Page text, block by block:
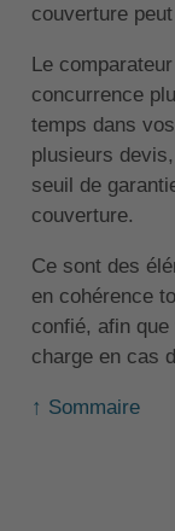
couverture
Le
concurrence
temps dans
plusieurs
seuil de
couverture.
Ce sont des
en cohérence
confié, afin
charge en cas
↑ Sommaire